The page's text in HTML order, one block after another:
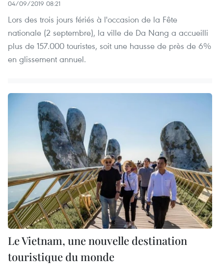
04/09/2019 08:21
Lors des trois jours fériés à l'occasion de la Fête
nationale (2 septembre), la ville de Da Nang a accueilli
plus de 157.000 touristes, soit une hausse de près de 6%
en glissement annuel.
Le Vietnam, une nouvelle destination
touristique du monde